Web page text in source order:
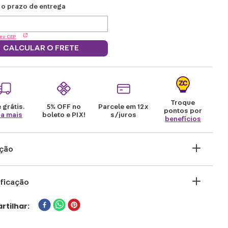
CEP
CALCULAR O FRETE
grátis.
mais
5% OFF no
boleto e PIX!
Parcele em 12x
s/juros
Troque
pontos por
benefícios
A gente te ajuda! Com esse kigurumi
o frio nos dias em que a previsão do
é de série, preguiça e muita pipoca ficam